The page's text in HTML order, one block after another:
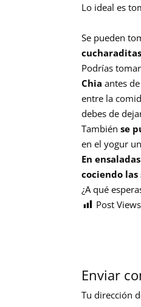
Lo ideal es
Se pueden
Podrías tomar
Chia antes
entre la
debes de
Tambiénse
en el yogur
En ensaladas
cociendo
¿A qué
Post
Enviar
Tu dirección